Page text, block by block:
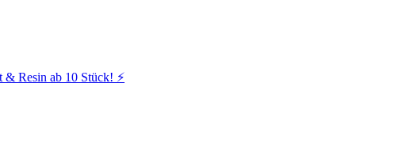
& Resin ab 10 Stück! ⚡️